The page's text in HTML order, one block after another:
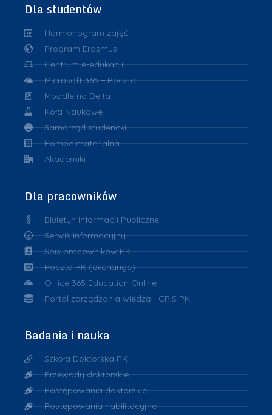
Dla studentów
Harmonogram zajęć
Program Erasmus
Centrum e-edukacji
Microsoft 365 + Poczta
Moodle na Delta
Koła Naukowe
Samorząd studencki
Pomoc materialna
Akademiki
Dla pracowników
Biuletyn Informacji Publicznej
Serwis informacyjny
Spis pracowników PK
Poczta PK (exchange)
Office 365 Education Online
Portal zarządzania wiedzą - CRIS PK
Badania i nauka
Szkoła Doktorska PK
Przewody doktorskie
Postępowania doktorskie
Postępowania habilitacyjne